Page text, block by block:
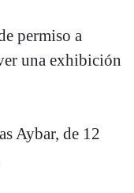
permiso a
una exhibición
Aybar, de 12